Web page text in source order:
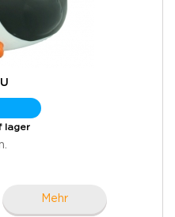
lager
Mehr